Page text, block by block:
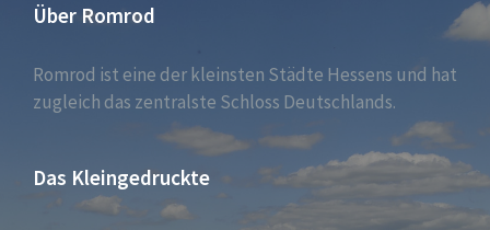
Über Romrod
Romrod ist eine der kleinsten Städte Hessens und hat
zugleich das zentralste Schloss Deutschlands.
Das Kleingedruckte